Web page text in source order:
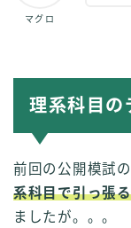
マグロ
理系科目の
前回の公開模試
系科目で引っ張
ましたが。。。